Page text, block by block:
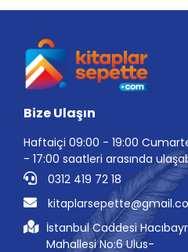
Bize Ulaşın
Haftaiçi 09:00 - 19:00
- 17:00 saatleri arasında
0312 419 72 18
İstanbul Caddesi
Mahallesi No:6 Ulus-